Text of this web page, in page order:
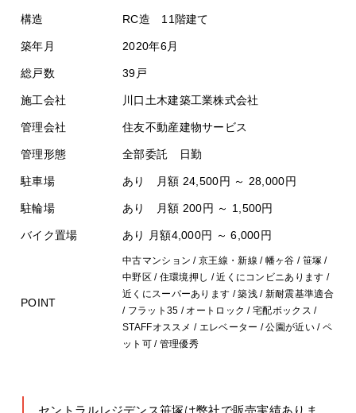
構造 RC造 11階建て
築年月 2020年6月
総戸数 39戸
施工会社 川口土木建築工業株式会社
管理会社 住友不動産建物サービス
管理形態 全部委託 日勤
駐車場 あり 月額 24,500円 ～ 28,000円
駐輪場 あり 月額 200円 ～ 1,500円
バイク置場 あり 月額4,000円 ～ 6,000円
POINT
中古マンション / 京王線・新線 / 幡ヶ谷 / 笹塚 /
中野区 / 住環境押し / 近くにコンビニあります /
近くにスーパーあります / 築浅 / 新耐震基準適合
/ フラット35 / オートロック / 宅配ボックス /
STAFFオススメ / エレベーター / 公園が近い / ペ
ット可 / 管理優秀